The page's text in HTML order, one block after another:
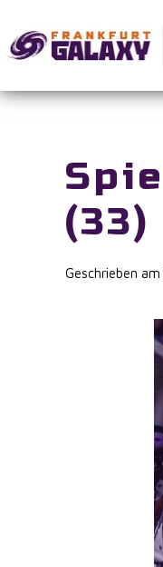
Skip to main
(33)
Geschrieben am